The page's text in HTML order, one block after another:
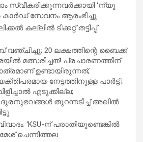
സ്വീകരിക്കുന്നവര്‍ക്കായി ‘ന്യൂ
കാര്‍ഡ് സേവനം ആരംഭിച്ചു
കല്ലിൽ ടിക്കറ്റ് തട്ടിപ്പ്
20 ലക്ഷത്തിന്റെ ബൈക്ക്
മത്സരിച്ചത്! പ്രചാരണത്തിന്
ഉണ്ടായിരുന്നത്;
നേട്ടത്തിനുള്ള പാര്‍ട്ടി;
എടുക്കില്ല;
ദുരനുഭവങ്ങള്‍ തുറന്നടിച്ച് അഖില്‍
‘KSU-ന് പരാതിയുണ്ടെങ്കിൽ
ചെന്നിത്തല